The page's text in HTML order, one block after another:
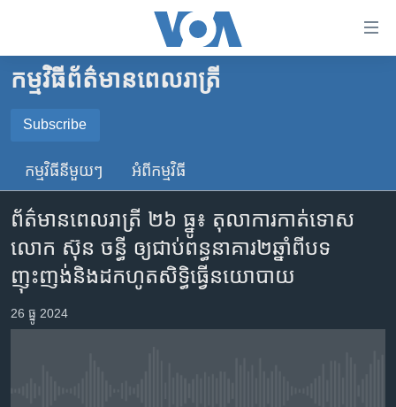
គេហទំព័រ​
ទាក់ទង
រំលង​
ទំព័រ​
ព័ត៌មាន​​
តែ​
ម្តង
រំលង​
និង​
កម្ពុជា
អន្តរជាតិ
ចិន
ហេឡូវីអូអេ
កម្ពុជាច្នៃប្រតិដ្ឋ
ព្រឹត្តិការណ៍ព័ត៌មាន
ទូរទស្សន៍ / វីដេអូ​
កម្មវិធី​ព័ត៌មាន​ពេលរាត្រី
Subscribe
SUBSCRIBE
YouTube Music
Spotify
កម្មវិធី​នីមួយៗ អំពី​កម្មវិធី​
ព័ត៌មានពេលរាត្រី ២៦ ធ្នូ៖ តុលាការកាត់ទោស
លោក ស៊ុន ចន្ធី ឲ្យជាប់ពន្ធនាគារ២ឆ្នាំពីបទ
ញុះញង់និងដកហូតសិទ្ធិធ្វើនយោបាយ
26 ធ្នូ 2024